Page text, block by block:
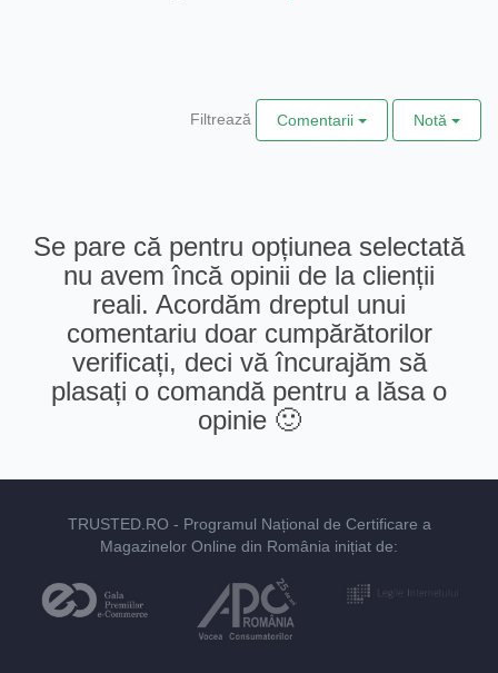
Filtrează Comentarii Notă
Se pare că pentru opțiunea selectată
nu avem încă opinii de la clienții
reali. Acordăm dreptul unui
comentariu doar cumpărătorilor
verificați, deci vă încurajăm să
plasați o comandă pentru a lăsa o
opinie 🙂
TRUSTED.RO - Programul Național de Certificare a
Magazinelor Online din România inițiat de: